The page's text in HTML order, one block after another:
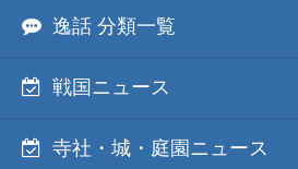
逸話 分類一覧
戦国ニュース
寺社・城・庭園ニュース